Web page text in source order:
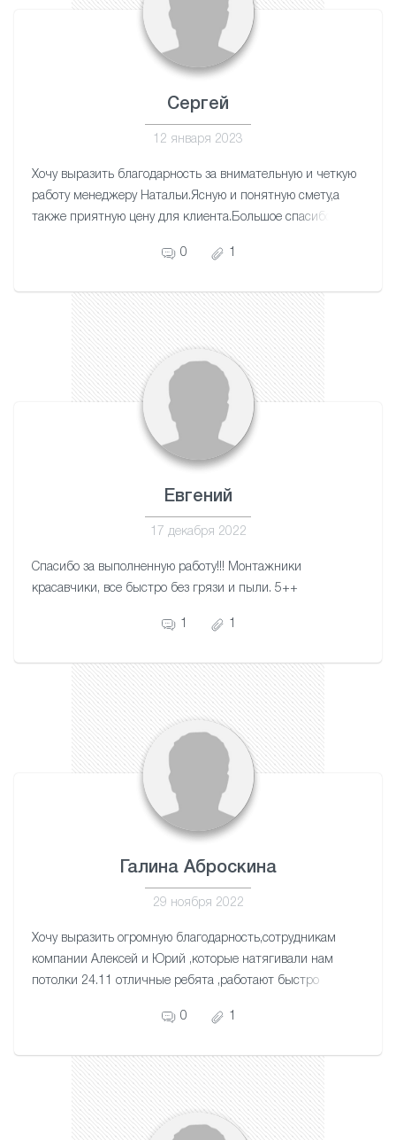
Сергей
12 января 2023
Хочу выразить благодарность за внимательную и четкую
работу менеджеру Натальи.Ясную и понятную смету,а
также приятную цену для клиента.Большое спасибо
работу.Приятно за свои деньги получать отличную
красивыми потолками выглядит прекрасно.
0 1
Евгений
17 декабря 2022
Спасибо за выполненную работу!!! Монтажники
красавчики, все быстро без грязи и пыли. 5++
1 1
Галина Аброскина
29 ноября 2022
Хочу выразить огромную благодарность,сотрудникам
компании Алексей и Юрий ,которые натягивали нам
потолки 24.11 отличные ребята ,работают быстро
0
1